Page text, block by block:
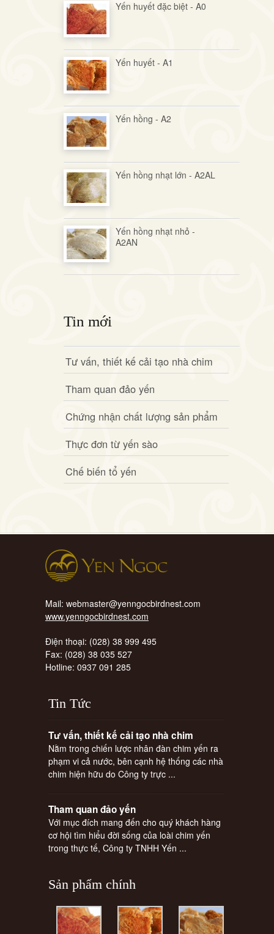
Yến huyết đặc biệt - A0
Yến huyết - A1
Yến hồng - A2
Yến hồng nhạt lớn - A2AL
Yến hồng nhạt nhỏ -
A2AN
Tin mới
Tư vấn, thiết kế cải tạo nhà chim
Tham quan đảo yến
Chứng nhận chất lượng sản phẩm
Thực đơn từ yến sào
Chế biến tổ yến
Mail: webmaster@yenngocbirdnest.com
www.yenngocbirdnest.com
Điện thoại: (028) 38 999 495
Fax: (028) 38 035 527
Hotline: 0937 091 285
Tin Tức
Tư vấn, thiết kế cải tạo nhà chim
Nằm trong chiến lược nhân đàn chim yến ra
phạm vi cả nước, bên cạnh hệ thống các nhà
chim hiện hữu do Công ty trực ...
Tham quan đảo yến
Với mục đích mang đến cho quý khách hàng
cơ hội tìm hiểu đời sống của loài chim yến
trong thực tế, Công ty TNHH Yến ...
Sản phẩm chính